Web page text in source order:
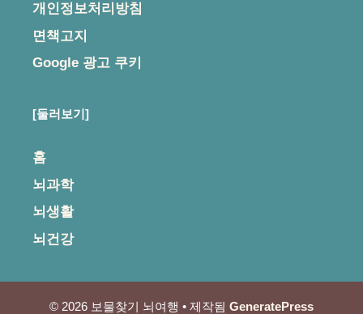
개인정보처리방침
면책고지
Google 광고 쿠키
[둘러보기]
홈
뇌과학
뇌생활
뇌건강
© 2026 보물찾기 뇌여행 • 제작됨 GeneratePress